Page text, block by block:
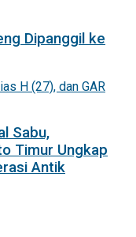
Dipanggil ke
Sabu,
Timur Ungkap
Antik